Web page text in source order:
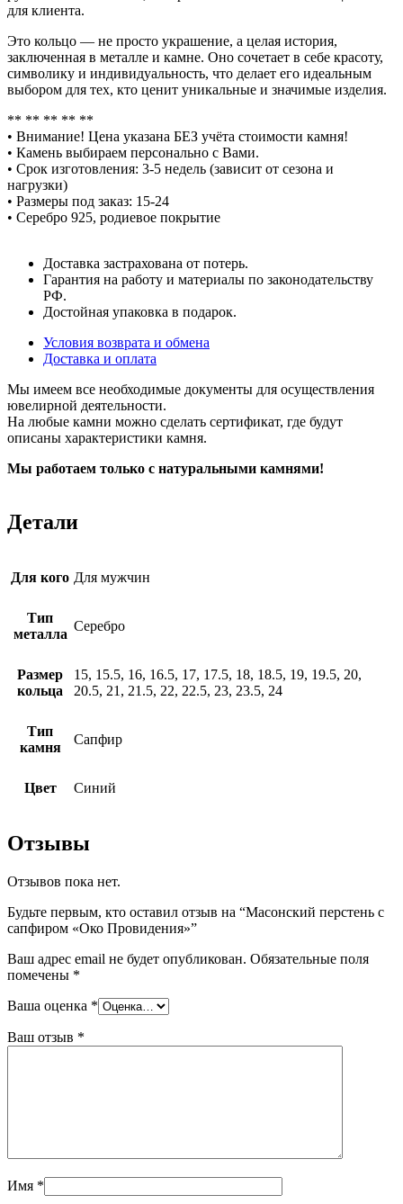
для клиента.
Это кольцо — не просто украшение, а целая история,
заключенная в металле и камне. Оно сочетает в себе красоту,
символику и индивидуальность, что делает его идеальным
выбором для тех, кто ценит уникальные и значимые изделия.
** ** ** ** **
• Внимание! Цена указана БЕЗ учёта стоимости камня!
• Камень выбираем персонально с Вами.
• Срок изготовления: 3-5 недель (зависит от сезона и
нагрузки)
• Размеры под заказ: 15-24
• Серебро 925, родиевое покрытие
Доставка застрахована от потерь.
Гарантия на работу и материалы по законодательству
РФ.
Достойная упаковка в подарок.
Условия возврата и обмена
Доставка и оплата
Мы имеем все необходимые документы для осуществления
ювелирной деятельности.
На любые камни можно сделать сертификат, где будут
описаны характеристики камня.
Мы работаем только с натуральными камнями!
Детали
Для кого Для мужчин
Тип
металла
Серебро
Размер
кольца
15, 15.5, 16, 16.5, 17, 17.5, 18, 18.5, 19, 19.5, 20,
20.5, 21, 21.5, 22, 22.5, 23, 23.5, 24
Тип
камня
Сапфир
Цвет Синий
Отзывы
Отзывов пока нет.
Будьте первым, кто оставил отзыв на “Масонский перстень с
сапфиром «Око Провидения»”
Ваш адрес email не будет опубликован. Обязательные поля
помечены *
Ваша оценка *
Ваш отзыв *
Имя *